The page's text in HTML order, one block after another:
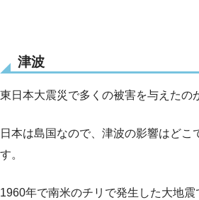
津波
東日本大震災で多くの被害を与えたの
日本は島国なので、津波の影響はどこ
す。
1960年で南米のチリで発生した大地